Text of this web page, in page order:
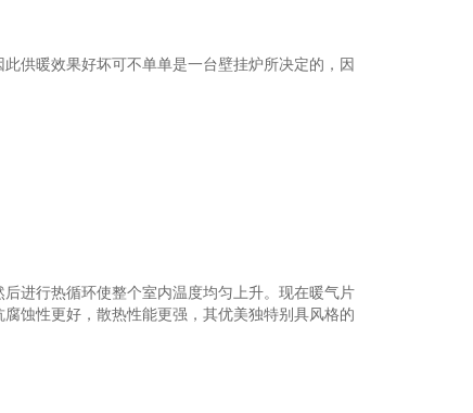
供暖效果好坏可不单单是一台壁挂炉所决定的，因
进行热循环使整个室内温度均匀上升。现在暖气片
蚀性更好，散热性能更强，其优美独特别具风格的